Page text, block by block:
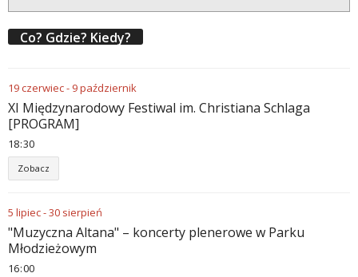
Co? Gdzie? Kiedy?
19czerwiec- 9październik
XI Międzynarodowy Festiwal im. Christiana Schlaga
[PROGRAM]
18:30
Zobacz
5 lipiec-30 sierpień
"Muzyczna Altana" – koncerty plenerowe w Parku
Młodzieżowym
16:00